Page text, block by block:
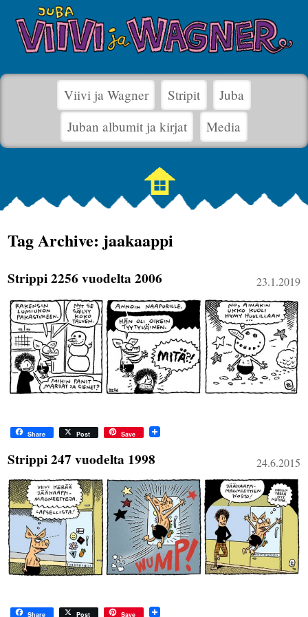
Viivi ja Wagner Stripit
Juba
Juban albumit ja kirjat
Media
Tag Archive: jaakaappi
23.1.2019
Strippi 2256 vuodelta 2006
Share Post Save
24.6.2015
Strippi 247 vuodelta 1998
Share Post Save